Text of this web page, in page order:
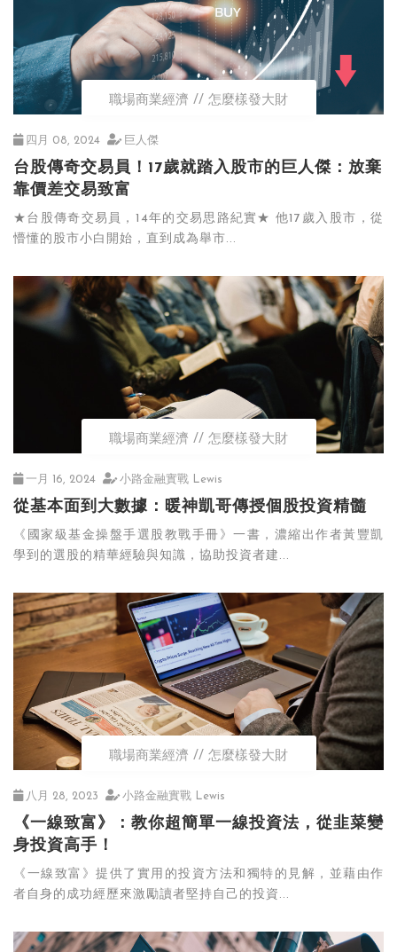
職場商業經濟 怎麼樣發大財
四月 08, 2024 巨人傑
台股傳奇交易員！17歲就踏入股市的巨人傑：放棄
靠價差交易致富
★台股傳奇交易員，14年的交易思路紀實★ 他17歲入股市，從
懵懂的股市小白開始，直到成為舉市...
職場商業經濟 怎麼樣發大財
一月 16, 2024 小路金融實戰 Lewis
從基本面到大數據：暖神凱哥傳授個股投資精髓
《國家級基金操盤手選股教戰手冊》一書，濃縮出作者黃豐凱
學到的選股的精華經驗與知識，協助投資者建...
職場商業經濟 怎麼樣發大財
八月 28, 2023 小路金融實戰 Lewis
《一線致富》：教你超簡單一線投資法，從韭菜變
身投資高手！
《一線致富》提供了實用的投資方法和獨特的見解，並藉由作
者自身的成功經歷來激勵讀者堅持自己的投資...